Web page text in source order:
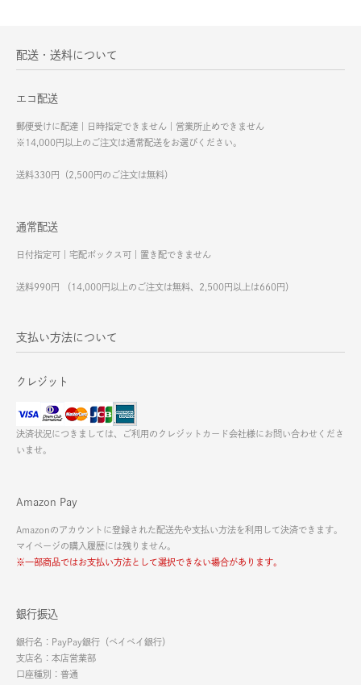
配送・送料について
エコ配送
郵便受けに配達｜日時指定できません｜営業所止めできません
※14,000円以上のご注文は通常配送をお選びください。
送料330円（2,500円のご注文は無料）
通常配送
日付指定可｜宅配ボックス可｜置き配できません
送料990円 （14,000円以上のご注文は無料、2,500円以上は660円）
支払い方法について
クレジット
決済状況につきましては、ご利用のクレジットカード会社様にお問い合わせくださ
いませ。
Amazon Pay
Amazonのアカウントに登録された配送先や支払い方法を利用して決済できます。
マイページの購入履歴には残りません。
※一部商品ではお支払い方法として選択できない場合があります。
銀行振込
銀行名：PayPay銀行（ペイペイ銀行）
支店名：本店営業部
口座種別：普通